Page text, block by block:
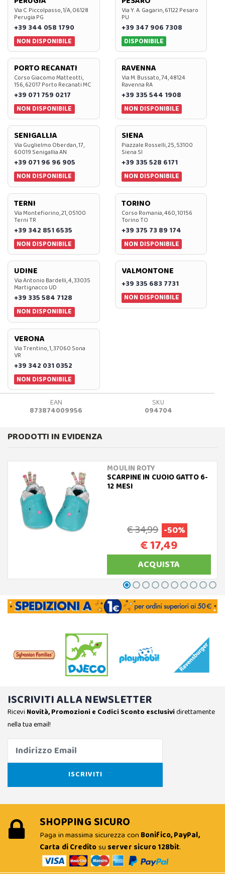
Via C. Piccolpasso, 1/A, 06128
Perugia PG
+39 344 058 1790
NON DISPONIBILE
Via Y. A. Gagarin, 61122 Pesaro
PU
+39 347 906 7308
DISPONIBILE
PORTO RECANATI
Corso Giacomo Matteotti,
156, 62017 Porto Recanati MC
+39 071 759 0217
NON DISPONIBILE
RAVENNA
Via M. Bussato, 74, 48124
Ravenna RA
+39 335 544 1908
NON DISPONIBILE
SENIGALLIA
Via Guglielmo Oberdan, 17,
60019 Senigallia AN
+39 071 96 96 905
NON DISPONIBILE
SIENA
Piazzale Rosselli, 25, 53100
Siena SI
+39 335 528 6171
NON DISPONIBILE
TERNI
Via Montefiorino, 21, 05100
Terni TR
+39 342 851 6535
NON DISPONIBILE
TORINO
Corso Romania, 460, 10156
Torino TO
+39 375 73 89 174
NON DISPONIBILE
UDINE
Via Antonio Bardelli, 4, 33035
Martignacco UD
+39 335 584 7128
NON DISPONIBILE
VALMONTONE
+39 335 683 7731
NON DISPONIBILE
VERONA
Via Trentino, 1, 37060 Sona
VR
+39 342 031 0352
NON DISPONIBILE
EAN
873874009956
SKU
094704
PRODOTTI IN EVIDENZA
MOULIN ROTY
SCARPINE IN CUOIO GATTO 6-
12 MESI
€ 34,99 -50%
€ 17,49
ACQUISTA
ISCRIVITI ALLA NEWSLETTER
Ricevi Novità, Promozioni e Codici Sconto esclusividirettamente
nella tua email!
SHOPPING SICURO
Paga in massima sicurezza con Bonifico, PayPal,
Carta di Creditosu server sicuro 128bit.